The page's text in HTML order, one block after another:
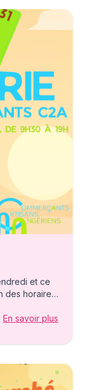
et ce
des horaires
affaires
En savoir plus